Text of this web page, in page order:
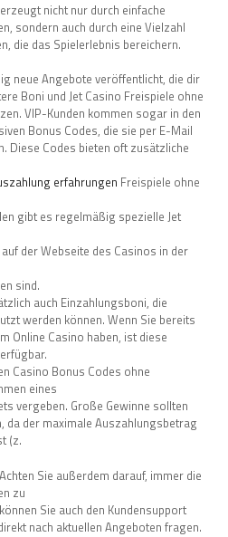
nicht nur durch einfache
sondern auch durch eine Vielzahl
die das Spielerlebnis bereichern.
neue Angebote veröffentlicht, die dir
Boni und Jet Casino Freispiele ohne
VIP-Kunden kommen sogar in den
Bonus Codes, die sie per E-Mail
Diese Codes bieten oft zusätzliche
erfahrungen Freispiele ohne
gibt es regelmäßig spezielle Jet
der Webseite des Casinos in der
sind.
auch Einzahlungsboni, die
werden können. Wenn Sie bereits
Online Casino haben, ist diese
Casino Bonus Codes ohne
eines
vergeben. Große Gewinne sollten
da der maximale Auszahlungsbetrag
(z.
Sie außerdem darauf, immer die
zu
Sie auch den Kundensupport
nach aktuellen Angeboten fragen.